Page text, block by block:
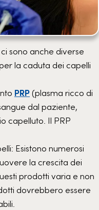
sono anche diverse
la caduta dei capelli
PRP(plasma ricco di
dal paziente,
capelluto. Il PRP
Esistono numerosi
la crescita dei
prodotti varia e non
dovrebbero essere